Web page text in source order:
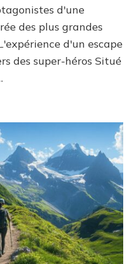
d'une
des plus grandes
d'un escape
des super-héros Situé